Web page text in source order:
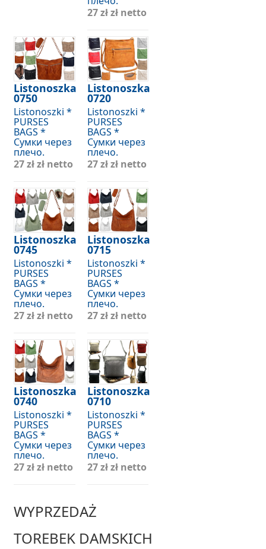
27 złzł netto
Listonoszka
0750
Listonoszki *
PURSES
BAGS *
Сумки через
плечо.
27 złzł netto
Listonoszka
0745
Listonoszki *
PURSES
BAGS *
Сумки через
плечо.
27 złzł netto
Listonoszka
0740
Listonoszki *
PURSES
BAGS *
Сумки через
плечо.
27 złzł netto
Listonoszka
0720
Listonoszki *
PURSES
BAGS *
Сумки через
плечо.
27 złzł netto
Listonoszka
0715
Listonoszki *
PURSES
BAGS *
Сумки через
плечо.
27 złzł netto
Listonoszka
0710
Listonoszki *
PURSES
BAGS *
Сумки через
плечо.
27 złzł netto
WYPRZEDAŻ
TOREBEK DAMSKICH